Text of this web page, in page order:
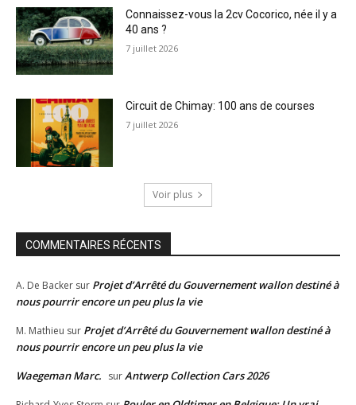
Connaissez-vous la 2cv Cocorico, née il y a
40 ans ?
7 juillet 2026
Circuit de Chimay: 100 ans de courses
7 juillet 2026
Voir plus
COMMENTAIRES RÉCENTS
A. De Backer sur Projet d’Arrêté du Gouvernement wallon destiné à
nous pourrir encore un peu plus la vie
M. Mathieu sur Projet d’Arrêté du Gouvernement wallon destiné à
nous pourrir encore un peu plus la vie
Waegeman Marc. surAntwerp Collection Cars 2026